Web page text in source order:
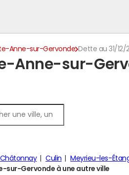
Anne-sur-Gervonde Dette au 31/12/
Anne-sur-
Châtonnay Culin Meyrieu-les-
sur-Gervonde à une autre ville